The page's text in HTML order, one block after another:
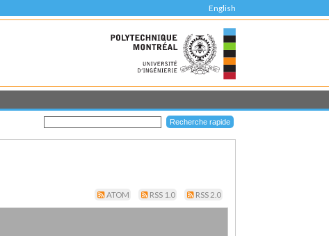
English
ATOM RSS 1.0 RSS 2.0